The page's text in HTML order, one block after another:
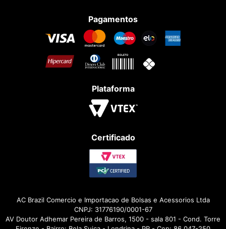
Pagamentos
Plataforma
Certificado
AC Brazil Comercio e Importacao de Bolsas e Acessorios Ltda
CNPJ: 31776190/0001-67
AV Doutor Adhemar Pereira de Barros, 1500 - sala 801 - Cond. Torre